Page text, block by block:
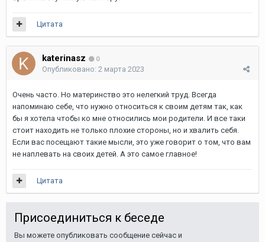
Цитата
katerinasz 0
Опубликовано: 2 марта 2023
Очень часто. Но материнство это нелегкий труд. Всегда
напоминаю себе, что нужно относиться к своим детям так, как
бы я хотела чтобы ко мне относились мои родители. И все таки
стоит находить не только плохие стороны, но и хвалить себя.
Если вас посещают такие мысли, это уже говорит о том, что вам
не наплевать на своих детей. А это самое главное!
Цитата
Присоединиться к беседе
Вы можете опубликовать сообщение сейчас и